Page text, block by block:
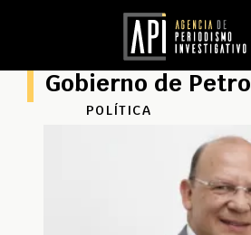
Gobierno de Petro
POLÍTICA